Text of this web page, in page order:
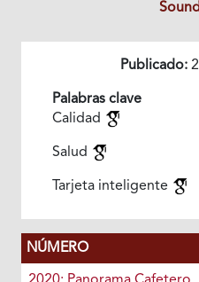
Publicado:
Palabras clave
Calidad
Salud
Tarjeta inteligente
NÚMERO